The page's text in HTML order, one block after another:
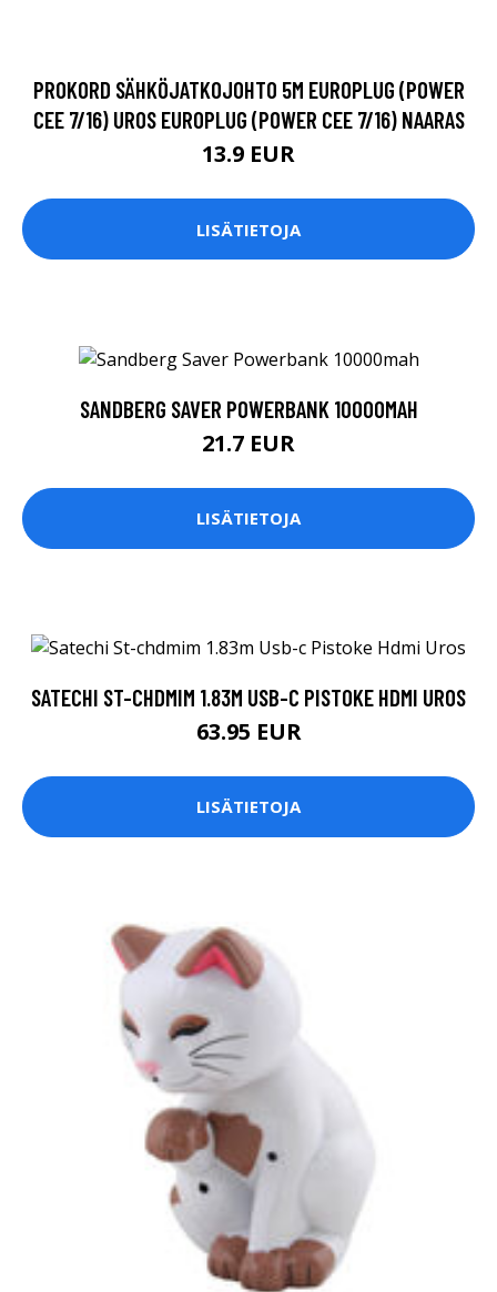
PROKORD SÄHKÖJATKOJOHTO 5M EUROPLUG (POWER
CEE 7/16) UROS EUROPLUG (POWER CEE 7/16) NAARAS
13.9 EUR
LISÄTIETOJA
SANDBERG SAVER POWERBANK 10000MAH
21.7 EUR
LISÄTIETOJA
SATECHI ST-CHDMIM 1.83M USB-C PISTOKE HDMI UROS
63.95 EUR
LISÄTIETOJA